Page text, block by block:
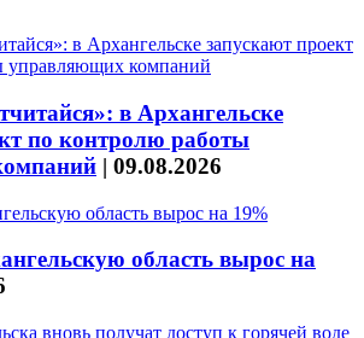
в Архангельске
по контролю работы
| 09.08.2026
область вырос на